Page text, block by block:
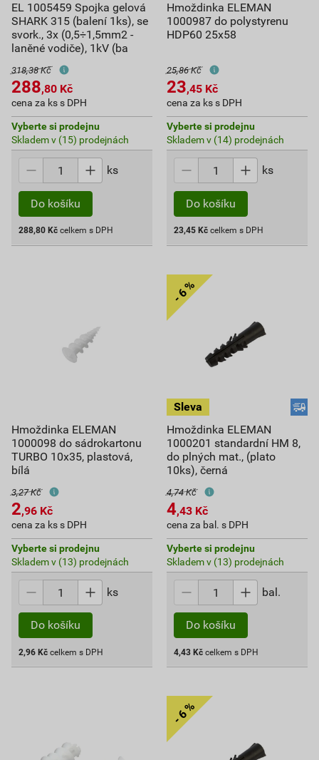
EL 1005459 Spojka gelová
SHARK 315 (balení 1ks), se
svork., 3x (0,5÷1,5mm2 -
laněné vodiče), 1kV (ba
318,38 Kč
288,80 Kč
cena za ks s DPH
Vyberte si prodejnu
Skladem v (15) prodejnách
ks
Do košíku
288,80 Kč celkem s DPH
Hmoždinka ELEMAN
1000987 do polystyrenu
HDP60 25x58
25,86 Kč
23,45 Kč
cena za ks s DPH
Vyberte si prodejnu
Skladem v (14) prodejnách
ks
Do košíku
23,45 Kč celkem s DPH
Hmoždinka ELEMAN
1000098 do sádrokartonu
TURBO 10x35, plastová,
bílá
3,27 Kč
2,96 Kč
cena za ks s DPH
Vyberte si prodejnu
Skladem v (13) prodejnách
ks
Do košíku
2,96 Kč celkem s DPH
Hmoždinka ELEMAN
1000201 standardní HM 8,
do plných mat., (plato
10ks), černá
4,74 Kč
4,43 Kč
cena za bal. s DPH
Vyberte si prodejnu
Skladem v (13) prodejnách
bal.
Do košíku
4,43 Kč celkem s DPH